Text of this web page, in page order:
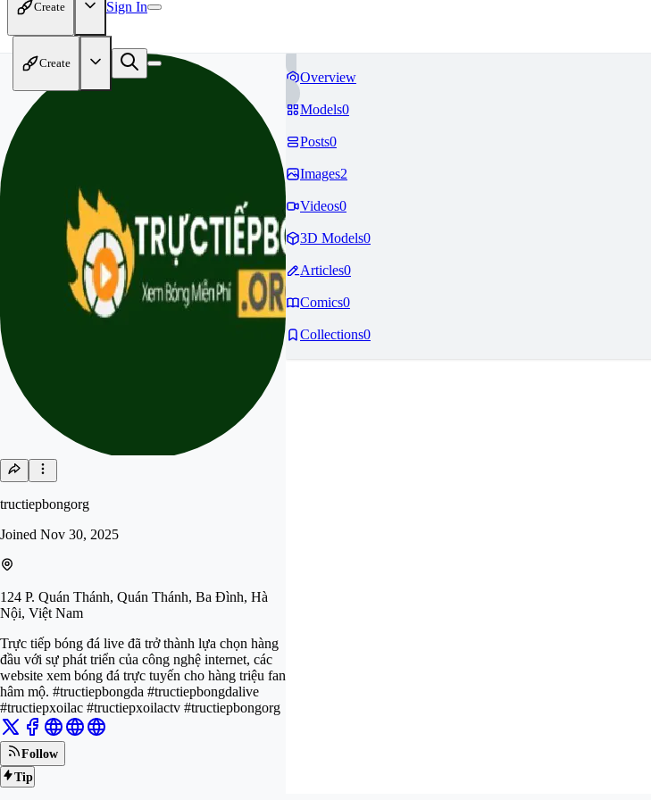
Create Sign In
Create
tructiepbongorg
Joined Nov 30, 2025
124 P. Quán Thánh, Quán Thánh, Ba Đình, Hà
Nội, Việt Nam
Trực tiếp bóng đá live đã trở thành lựa chọn hàng
đầu với sự phát triển của công nghệ internet, các
website xem bóng đá trực tuyến cho hàng triệu fan
hâm mộ. #tructiepbongda #tructiepbongdalive
#tructiepxoilac #tructiepxoilactv #tructiepbongorg
Follow
Tip
Overview
Models0
Posts0
Images2
Videos0
3D Models0
Articles0
Comics0
Collections0